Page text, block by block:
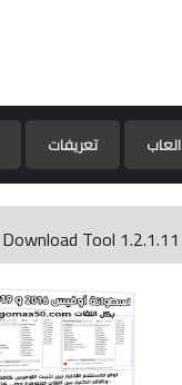
العاب تعريفات